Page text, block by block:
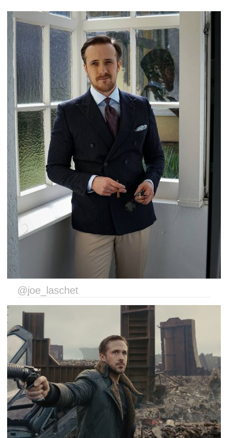
@joe_laschet